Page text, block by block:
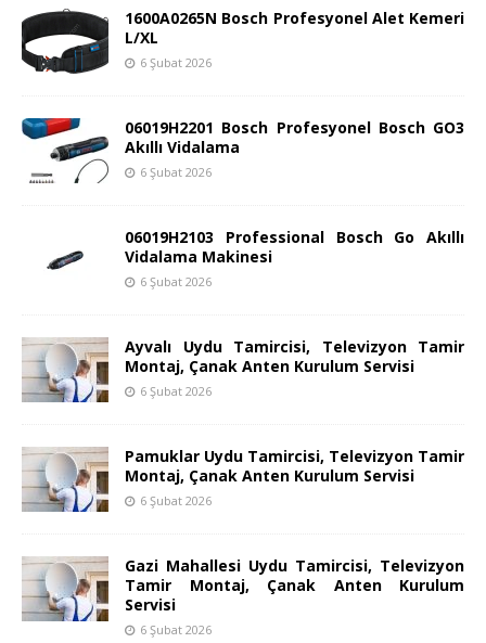
1600A0265N Bosch Profesyonel Alet Kemeri
L/XL
6 Şubat 2026
06019H2201 Bosch Profesyonel Bosch GO3
Akıllı Vidalama
6 Şubat 2026
06019H2103 Professional Bosch Go Akıllı
Vidalama Makinesi
6 Şubat 2026
Ayvalı Uydu Tamircisi, Televizyon Tamir
Montaj, Çanak Anten Kurulum Servisi
6 Şubat 2026
Pamuklar Uydu Tamircisi, Televizyon Tamir
Montaj, Çanak Anten Kurulum Servisi
6 Şubat 2026
Gazi Mahallesi Uydu Tamircisi, Televizyon
Tamir Montaj, Çanak Anten Kurulum
Servisi
6 Şubat 2026